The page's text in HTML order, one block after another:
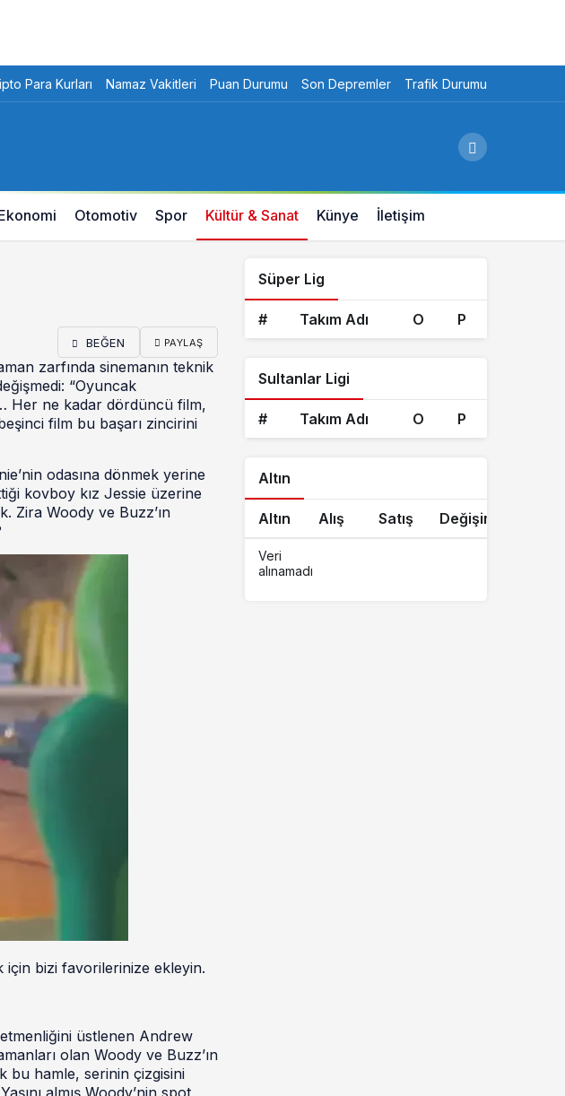
Para Kurları Namaz Vakitleri Puan Durumu Son Depremler Trafik Durumu
Otomotiv Spor Kültür & Sanat Künye İletişim
BEĞEN PAYLAŞ
zarfında sinemanın teknik
“Oyuncak
Her ne kadar dördüncü film,
film bu başarı zincirini
odasına dönmek yerine
kovboy kız Jessie üzerine
Zira Woody ve Buzz’ın
için bizi favorilerinize ekleyin.
üstlenen Andrew
olan Woody ve Buzz’ın
bu hamle, serinin çizgisini
almış Woody’nin spot
Süper Lig
# Takım Adı O P
Sultanlar Ligi
# Takım Adı O P
Altın
Altın Alış Satış Değişim
Veri
alınamadı